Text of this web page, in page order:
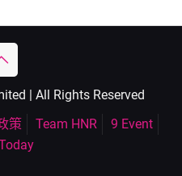
| All Rights Reserved
策 Team HNR
9 Event